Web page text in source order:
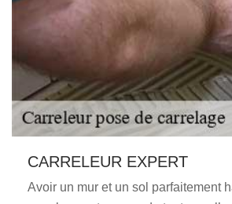
CARRELEUR EXPERT
Avoir un mur et un sol parfaitement